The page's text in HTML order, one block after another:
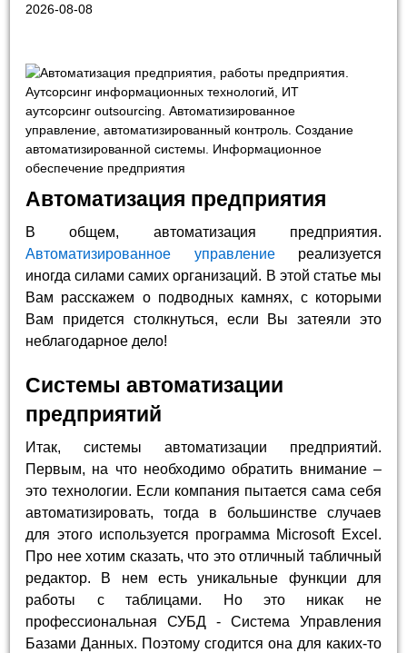
2026-08-08
Автоматизация предприятия
В общем, автоматизация предприятия.
Автоматизированное управлениереализуется
иногда силами самих организаций. В этой статье мы
Вам расскажем о подводных камнях, с которыми
Вам придется столкнуться, если Вы затеяли это
неблагодарное дело!
Системы автоматизации
предприятий
Итак, системы автоматизации предприятий.
Первым, на что необходимо обратить внимание –
это технологии. Если компания пытается сама себя
автоматизировать, тогда в большинстве случаев
для этого используется программа Microsoft Excel.
Про нее хотим сказать, что это отличный табличный
редактор. В нем есть уникальные функции для
работы с таблицами. Но это никак не
профессиональная СУБД - Система Управления
Базами Данных. Поэтому сгодится она для каких-то